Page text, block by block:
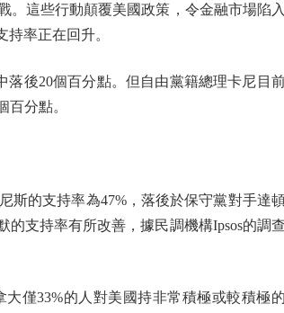
。這些行動顛覆美國政策，令金融市場陷
率正在回升。
後20個百分點。但自由黨籍總理卡尼目
分點。
的支持率為47%，落後於保守黨對手達
支持率有所改善，據民調機構Ipsos的調查
僅33%的人對美國持非常積極或較積極